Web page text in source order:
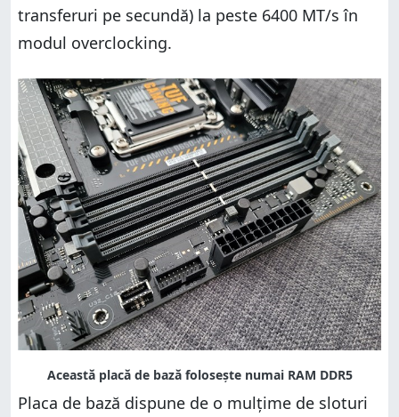
transferuri pe secundă) la peste 6400 MT/s în
modul overclocking.
Placa de bază dispune de o mulțime de sloturi